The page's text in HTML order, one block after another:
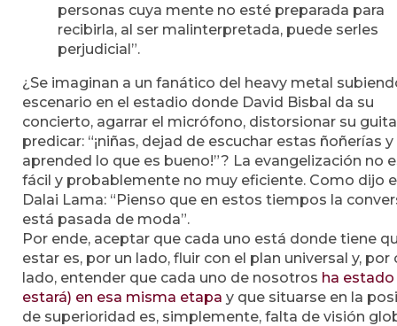
personas cuya mente no esté preparada para
recibirla, al ser malinterpretada, puede serles
perjudicial”.
¿Se imaginan a un fanático del heavy metal
escenario en el estadio donde David Bisbal da su
concierto, agarrar el micrófono, distorsionar su
predicar: “¡niñas, dejad de escuchar estas ñoñerías y
aprended lo que es bueno!”? La evangelización no
fácil y probablemente no muy eficiente. Como dijo
Dalai Lama: “Pienso que en estos tiempos la
está pasada de moda”.
Por ende, aceptar que cada uno está donde tiene
estar es, por un lado, fluir con el plan universal y, por
lado, entender que cada uno de nosotros ha estado
estará) en esa misma etapa y que situarse en la
de superioridad es, simplemente, falta de visión